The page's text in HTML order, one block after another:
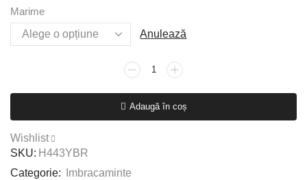
Marime
Anulează
Cantitate
HiVis
negru
Adaugă în coș
Wishlist
SKU: H443YBR
Categorie:
Imbracaminte